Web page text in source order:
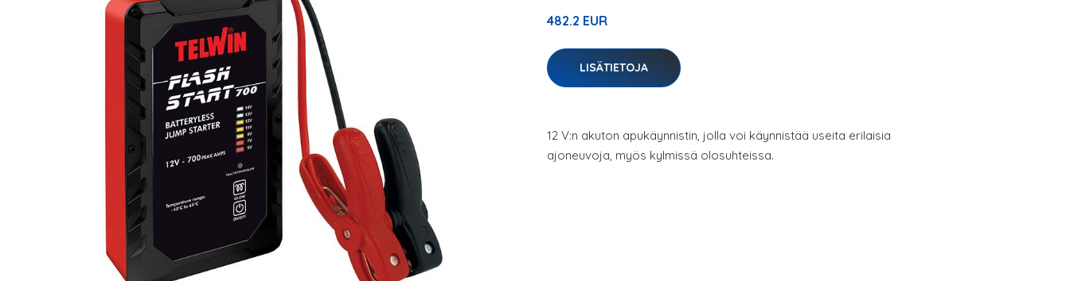
482.2 EUR
LISÄTIETOJA
12 V:n akuton apukäynnistin, jolla voi käynnistää useita erilaisia
ajoneuvoja, myös kylmissä olosuhteissa.